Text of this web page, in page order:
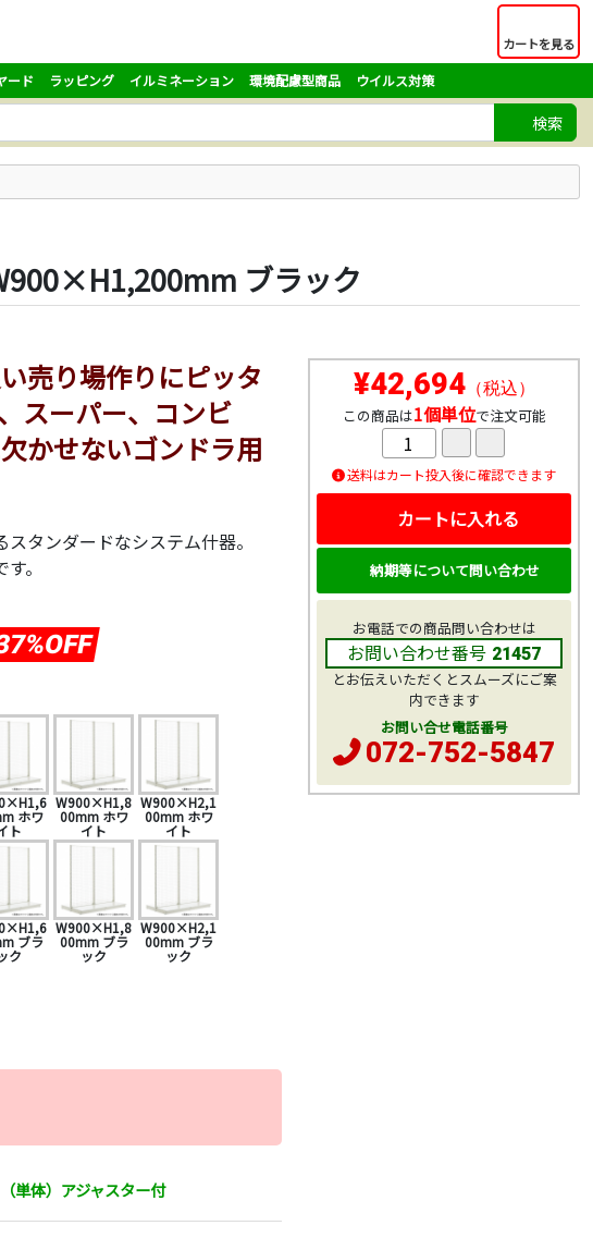
カートを見る
ード ラッピング イルミネーション 環境配慮型商品 ウイルス対策
検索
ブラック
売り場作りにピッタ
スーパー、コンビ
かせないゴンドラ用
タンダードなシステム什器。
。
ホワ
ト
W900×H1,8
00mm ホワ
イト
W900×H2,1
00mm ホワ
イト
ブラ
ク
W900×H1,8
00mm ブラ
ック
W900×H2,1
00mm ブラ
ック
単体）アジャスター付
¥42,694（税込）
この商品は1個単位で注文可能
送料はカート投入後に確認できます
カートに入れる
納期等について問い合わせ
お電話での商品問い合わせは
お問い合わせ番号 21457
とお伝えいただくとスムーズにご案
内できます
お問い合せ電話番号
072-752-5847